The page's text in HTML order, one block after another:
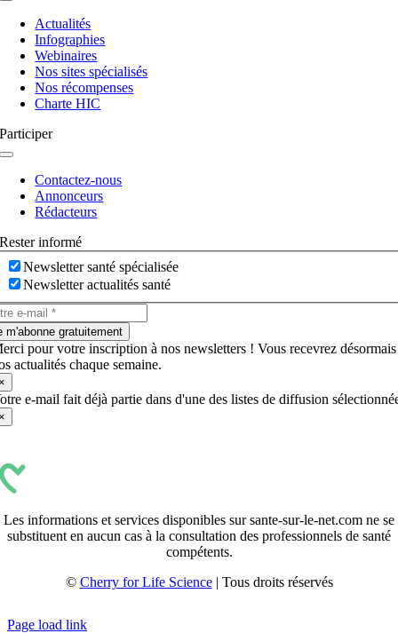
Navigation
basculeActualités
Infographies
Webinaires
Nos sites spécialisés
Nos récompenses
Charte HIC
Participer
Navigation
basculeContactez-nous
Annonceurs
Rédacteurs
Rester informé
Newsletter santé spécialisée
Newsletter actualités santé
m'abonne gratuitement
pour votre inscription à nos newsletters ! Vous recevrez désormais
actualités chaque semaine.
e-mail fait déjà partie dans d'une des listes de diffusion
Les informations et services disponibles sur sante-sur-le-net.com ne se
substituent en aucun cas à la consultation des professionnels de santé
compétents.
© Cherry for Life Science| Tous droits réservés
Page load link